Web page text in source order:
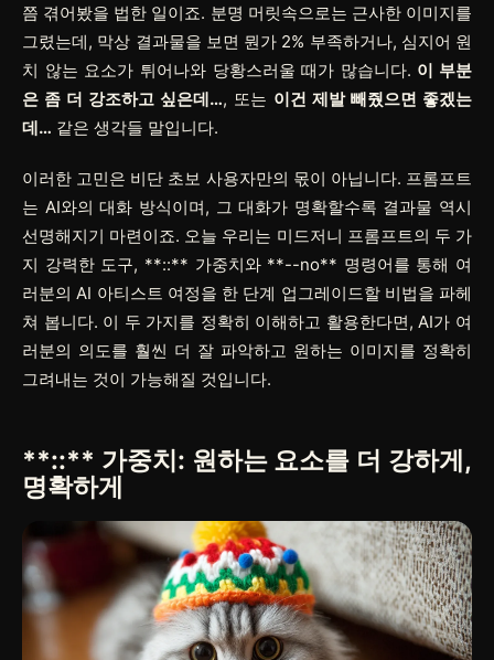
쯤 겪어봤을 법한 일이죠. 분명 머릿속으로는 근사한 이미지를
그렸는데, 막상 결과물을 보면 뭔가 2% 부족하거나, 심지어 원
치 않는 요소가 튀어나와 당황스러울 때가 많습니다. 이 부분
은 좀 더 강조하고 싶은데…, 또는 이건 제발 빼줬으면 좋겠는
데… 같은 생각들 말입니다.
이러한 고민은 비단 초보 사용자만의 몫이 아닙니다. 프롬프트
는 AI와의 대화 방식이며, 그 대화가 명확할수록 결과물 역시
선명해지기 마련이죠. 오늘 우리는 미드저니 프롬프트의 두 가
지 강력한 도구, **::** 가중치와 **--no** 명령어를 통해 여
러분의 AI 아티스트 여정을 한 단계 업그레이드할 비법을 파헤
쳐 봅니다. 이 두 가지를 정확히 이해하고 활용한다면, AI가 여
러분의 의도를 훨씬 더 잘 파악하고 원하는 이미지를 정확히
그려내는 것이 가능해질 것입니다.
**::** 가중치: 원하는 요소를 더 강하게,
명확하게